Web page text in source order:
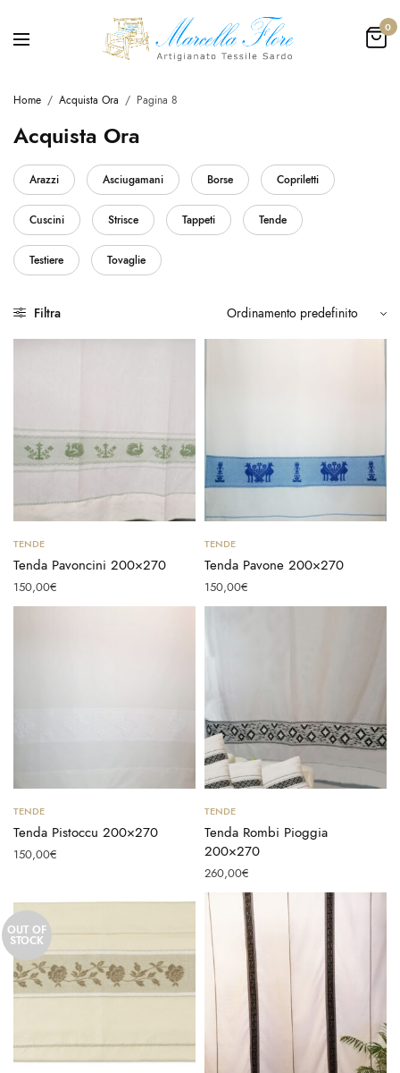
0
Home / Acquista Ora / Pagina 8
Acquista Ora
Arazzi Asciugamani Borse Copriletti
Cuscini Strisce Tappeti Tende
Testiere Tovaglie
Filtra
TENDE
Tenda Pavoncini 200×270
150,00€
TENDE
Tenda Pavone 200×270
150,00€
TENDE
Tenda Pistoccu 200×270
150,00€
TENDE
Tenda Rombi Pioggia
200×270
260,00€
OUT OF
STOCK